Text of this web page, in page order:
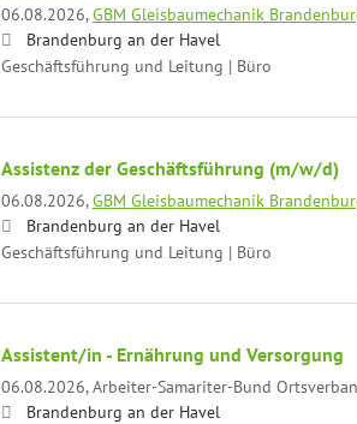
06.08.2026,GBM Gleisbaumechanik
Brandenburg an der Havel
Geschäftsführung und Leitung | Büro
Assistenz der Geschäftsführung (m/w/d)
06.08.2026,GBM Gleisbaumechanik
Brandenburg an der Havel
Geschäftsführung und Leitung | Büro
Assistent/in - Ernährung und Versorgung
06.08.2026,Arbeiter-Samariter-Bund
Brandenburg an der Havel